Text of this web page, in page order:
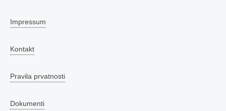
Impressum
Kontakt
Pravila prvatnosti
Dokumenti